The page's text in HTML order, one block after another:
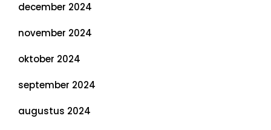
december 2024
november 2024
oktober 2024
september 2024
augustus 2024